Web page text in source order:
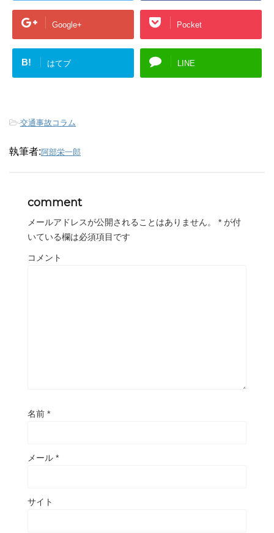
Google+ Pocket
B! はてブ LINE
-交通事故コラム
執筆者:阿部栄一郎
comment
メールアドレスが公開されることはありません。 * が付
いている欄は必須項目です
コメント
名前 *
メール *
サイト